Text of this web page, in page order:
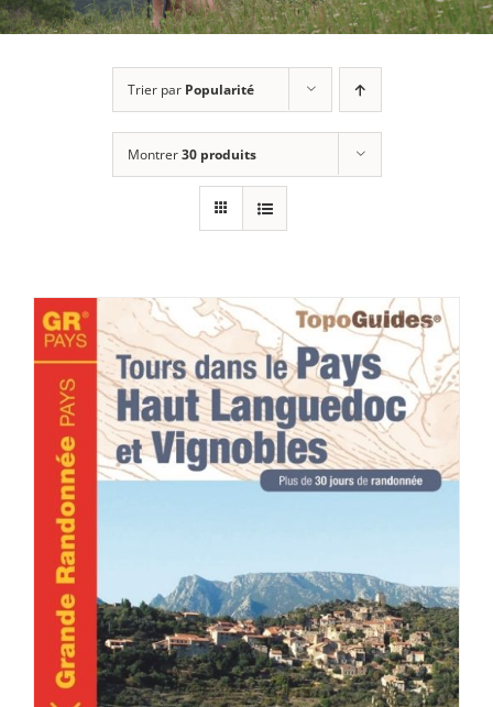
Trier par Popularité
Montrer30 produits
ACHETER LE PRODUIT / DÉTAILS